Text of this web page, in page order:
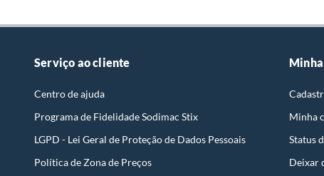
Serviço ao cliente
Centro de ajuda
Programa de Fidelidade Sodimac Stix
LGPD - Lei Geral de Proteção de Dados Pessoais
Política de Zona de Preços
Minha
Status
Deixar